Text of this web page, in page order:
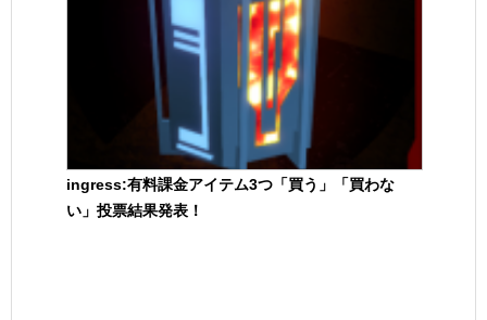
ingress:有料課金アイテム3つ「買う」「買わな
い」投票結果発表！